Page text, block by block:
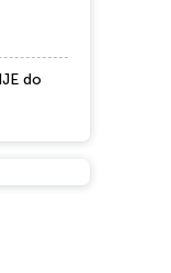
do